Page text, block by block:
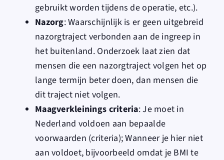
gebruikt worden tijdens de operatie, etc.).
Nazorg: Waarschijnlijk is er geen uitgebreid
nazorgtraject verbonden aan de ingreep in
het buitenland. Onderzoek laat zien dat
mensen die een nazorgtraject volgen het op
lange termijn beter doen, dan mensen die
dit traject niet volgen.
Maagverkleinings criteria: Je moet in
Nederland voldoen aan bepaalde
voorwaarden (criteria); Wanneer je hier niet
aan voldoet, bijvoorbeeld omdat je BMI te